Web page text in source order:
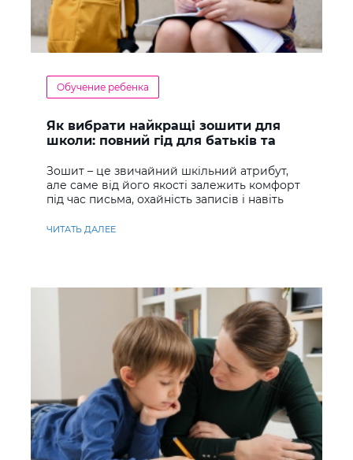
Обучение ребенка
Як вибрати найкращі зошити для
школи: повний гід для батьків та
Зошит – це звичайний шкільний атрибут,
але саме від його якості залежить комфорт
під час письма, охайність записів і навіть
ЧИТАТЬ ДАЛЕЕ